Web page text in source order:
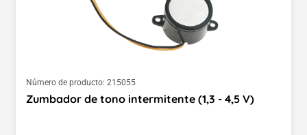
Número de producto: 215055
Zumbador de tono intermitente (1,3 - 4,5 V)